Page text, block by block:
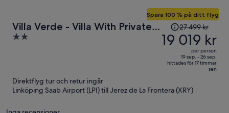
Villa Verde - Villa With Private
Pool In Tarifa
2
Spara 100 % på ditt flyg
Priset
var
27 499 kr
är
19 019 kr
27 499 kr
19 019 kr
per person
19 sep. - 26 sep.
hittades för 17 timmar
sen
Direktflyg tur och retur ingår
Linköping Saab Airport (LPI) till Jerez de La Frontera (XRY)